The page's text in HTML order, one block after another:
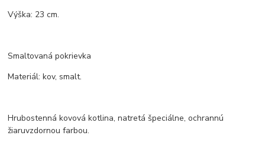
Výška: 23 cm.
Smaltovaná pokrievka
Materiál: kov, smalt.
Hrubostenná kovová kotlina, natretá špeciálne, ochrannú
žiaruvzdornou farbou.